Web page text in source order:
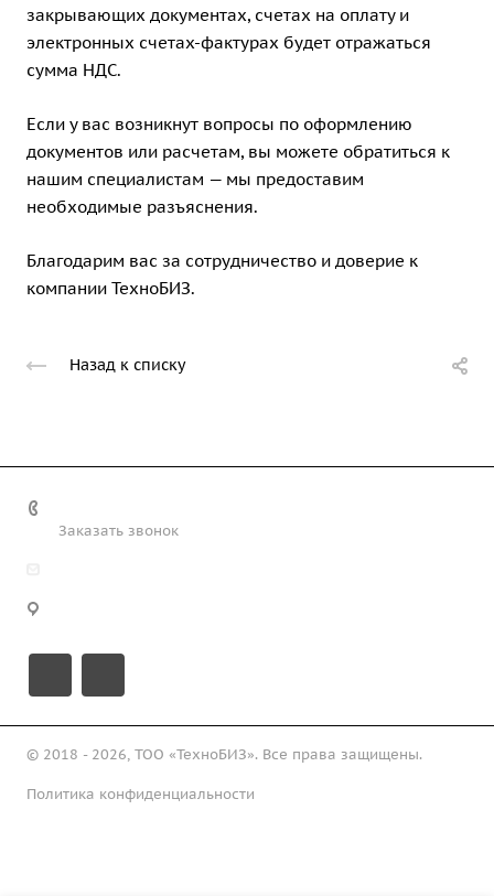
закрывающих документах, счетах на оплату и
электронных счетах-фактурах будет отражаться
сумма НДС.
Если у вас возникнут вопросы по оформлению
документов или расчетам, вы можете обратиться к
нашим специалистам — мы предоставим
необходимые разъяснения.
Благодарим вас за сотрудничество и доверие к
компании ТехноБИЗ.
Назад к списку
Заказать звонок
© 2018 - 2026, ТОО «ТехноБИЗ». Все права защищены.
Политика конфиденциальности